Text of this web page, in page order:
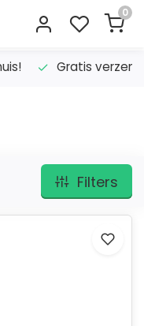
0
Gratis
Filters